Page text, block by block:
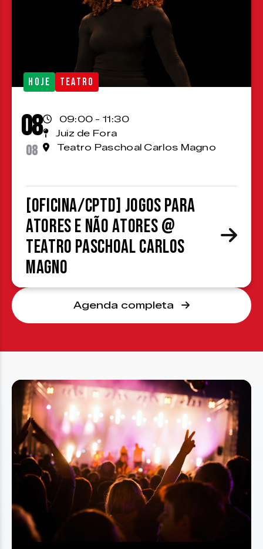
HOJE TEATRO
08
08
09:00 - 11:30
Juiz de Fora
Teatro Paschoal Carlos Magno
[OFICINA/CPTD] Jogos para
atores e não atores @
Teatro Paschoal Carlos
Magno
Agenda completa